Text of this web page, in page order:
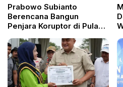
Prabowo Subianto
Berencana Bangun
Penjara Koruptor di Pulau
Ketemu Hiu